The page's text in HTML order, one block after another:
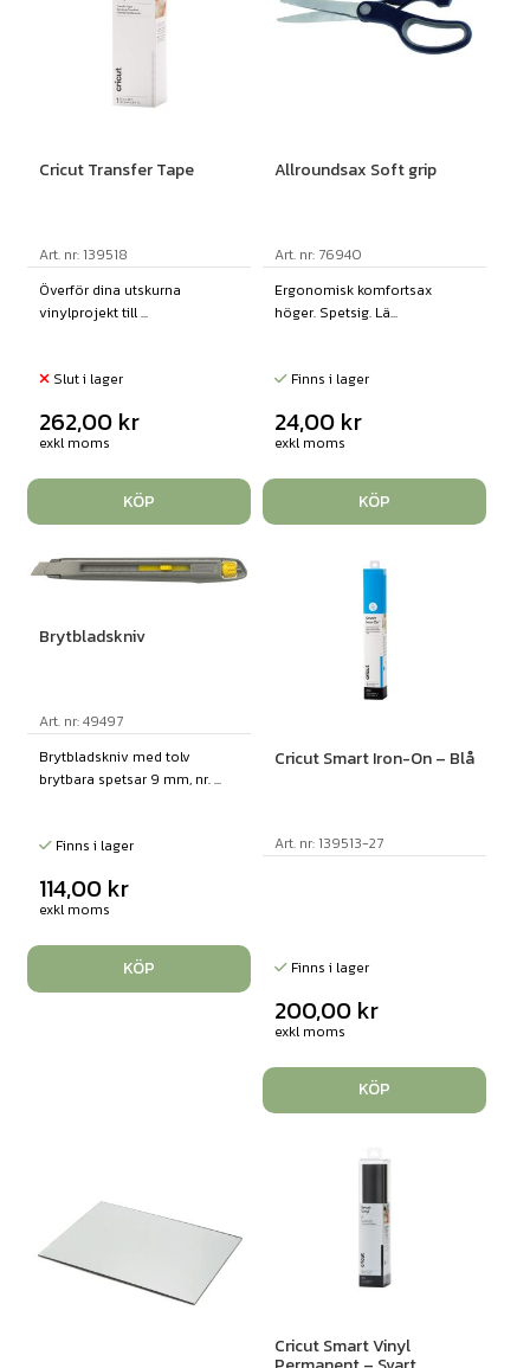
Cricut Transfer Tape
Art. nr: 139518
Överför dina utskurna
vinylprojekt till ...
Slut i lager
262,00 kr
exkl moms
KÖP
Allroundsax Soft grip
Art. nr: 76940
Ergonomisk komfortsax
höger. Spetsig. Lä...
Finns i lager
24,00 kr
exkl moms
KÖP
Brytbladskniv
Art. nr: 49497
Brytbladskniv med tolv
brytbara spetsar 9 mm, nr. ...
Finns i lager
114,00 kr
exkl moms
KÖP
Cricut Smart Iron-On – Blå
Art. nr: 139513-27
Finns i lager
200,00 kr
exkl moms
KÖP
Cricut Smart Vinyl